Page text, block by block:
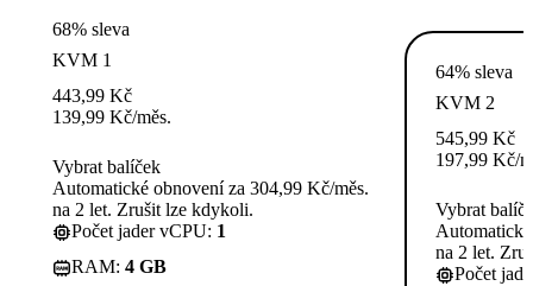
68% sleva
KVM 1
443,99 Kč
139,99 Kč/měs.
Vybrat balíček
Automatické obnovení za 304,99 Kč/měs.
na 2 let. Zrušit lze kdykoli.
Počet jader vCPU: 1
RAM: 4 GB
64% sleva
KVM 2
545,99 Kč
197,99 Kč/
Vybrat
na 2 let.
Počet